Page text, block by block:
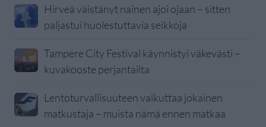
Hirveä väistänyt nainen ajoi ojaan – sitten
paljastui huolestuttavia seikkoja
Tampere City Festival käynnistyi väkevästi –
kuvakooste perjantailta
Lentoturvallisuuteen vaikuttaa jokainen
matkustaja – muista nämä ennen matkaa